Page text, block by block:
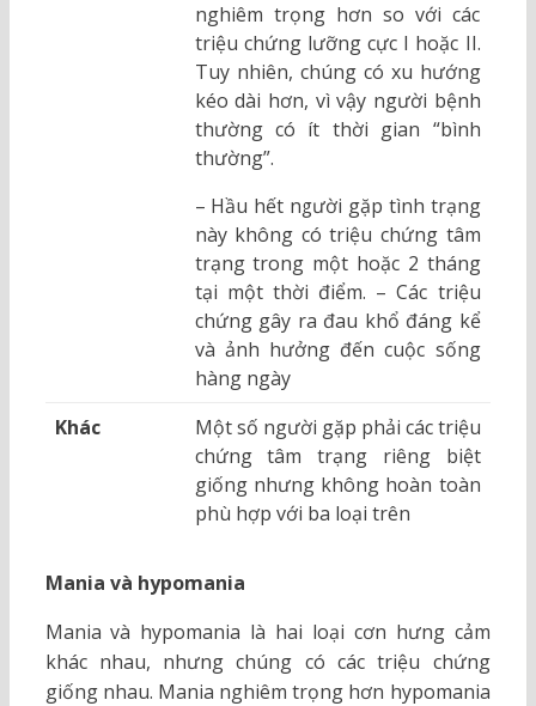
nghiêm trọng hơn so với các
triệu chứng lưỡng cực I hoặc II.
Tuy nhiên, chúng có xu hướng
kéo dài hơn, vì vậy người bệnh
thường có ít thời gian “bình
thường”.
– Hầu hết người gặp tình trạng
này không có triệu chứng tâm
trạng trong một hoặc 2 tháng
tại một thời điểm. – Các triệu
chứng gây ra đau khổ đáng kể
và ảnh hưởng đến cuộc sống
hàng ngày
Khác
Một số người gặp phải các triệu
chứng tâm trạng riêng biệt
giống nhưng không hoàn toàn
phù hợp với ba loại trên
Mania và hypomania
Mania và hypomania là hai loại cơn hưng cảm
khác nhau, nhưng chúng có các triệu chứng
giống nhau. Mania nghiêm trọng hơn hypomania